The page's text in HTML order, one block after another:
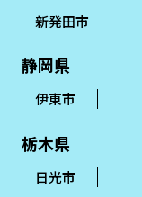
新発田市
静岡県
伊東市
栃木県
日光市